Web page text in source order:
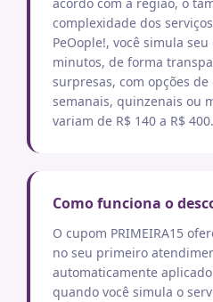
complexidade dos
PeOople!, você simula
minutos, de forma
surpresas, com opções
semanais, quinzenais ou
variam de R$ 140 a R$ 400.
Como funciona o
O cupom PRIMEIRA15
no seu primeiro
automaticamente
quando você simula o